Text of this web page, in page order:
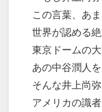
この言葉、あ
世界が認める絶
東京ドームの大
あの中谷潤人を
そんな井上尚弥
アメリカの識